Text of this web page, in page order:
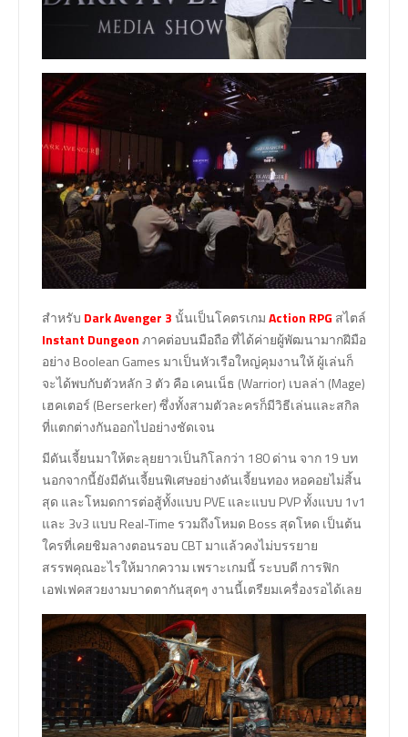
สำหรับ Dark Avenger 3นั้นเป็นโคตรเกมAction RPG สไตล์
Instant Dungeonภาคต่อบนมือถือ ที่ได้ค่ายผู้พัฒนามากฝีมือ
อย่าง Boolean Games มาเป็นหัวเรือใหญ่คุมงานให้ ผู้เล่นก็
จะได้พบกับตัวหลัก 3 ตัว คือ เคนเน็ธ (Warrior) เบลล่า (Mage)
เฮคเตอร์ (Berserker) ซึ่งทั้งสามตัวละครก็มีวิธีเล่นและสกิล
ที่แตกต่างกันออกไปอย่างชัดเจน
มีดันเจี้ยนมาให้ตะลุยยาวเป็นกิโลกว่า 180 ด่าน จาก 19 บท
นอกจากนี้ยังมีดันเจี้ยนพิเศษอย่างดันเจี้ยนทอง หอคอยไม่สิ้น
สุด และโหมดการต่อสู้ทั้งแบบ PVE และแบบ PVP ทั้งแบบ 1v1
และ 3v3 แบบ Real-Time รวมถึงโหมด Boss สุดโหด เป็นต้น
ใครที่เคยชิมลางตอนรอบ CBT มาแล้วคงไม่บรรยาย
สรรพคุณอะไรให้มากความ เพราะเกมนี้ ระบบดี การฟิก
เอฟเฟคสวยงามบาดตากันสุดๆ งานนี้เตรียมเครื่องรอได้เลย